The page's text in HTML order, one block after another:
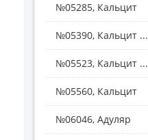
№05285, Кальцит
№05390, Кальцит ...
№05523, Кальцит ...
№05560, Кальцит
№06046, Адуляр